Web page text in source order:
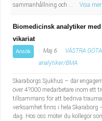
sammanhållning och ...
Visa mer
Biomedicinsk analytiker
vikariat
Ansök Maj 6 VÄSTRA
analytiker/BMA
Skaraborgs Sjukhus – där
över 4?000 medarbetare inom ett
tillsammans för att bedriva
verksamhet finns i hela Skaraborg
dag. Hos oss möter du kollegor